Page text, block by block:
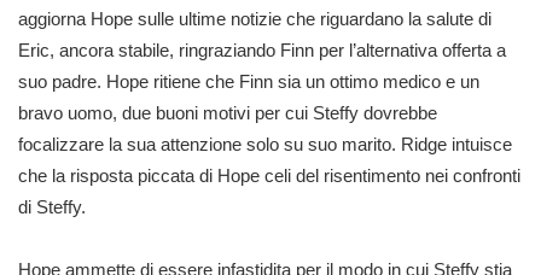
aggiorna Hope sulle ultime notizie che riguardano la salute di
Eric, ancora stabile, ringraziando Finn per l’alternativa offerta a
suo padre. Hope ritiene che Finn sia un ottimo medico e un
bravo uomo, due buoni motivi per cui Steffy dovrebbe
focalizzare la sua attenzione solo su suo marito. Ridge intuisce
che la risposta piccata di Hope celi del risentimento nei confronti
di Steffy.
Hope ammette di essere infastidita per il modo in cui Steffy stia